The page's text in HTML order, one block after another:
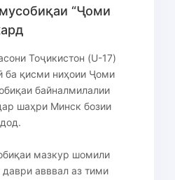
“Ҷоми
Тоҷикистон (U-17)
ба қисми ниҳоии Ҷоми
байналмилалии
шаҳри Минск бозии
мазкур шомили
даври авввал аз тими